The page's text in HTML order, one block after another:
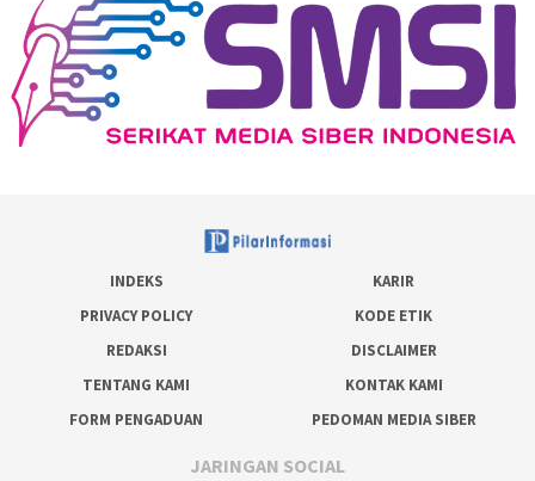
INDEKS
KARIR
PRIVACY POLICY
KODE ETIK
REDAKSI
DISCLAIMER
TENTANG KAMI
KONTAK KAMI
FORM PENGADUAN
PEDOMAN MEDIA SIBER
JARINGAN SOCIAL